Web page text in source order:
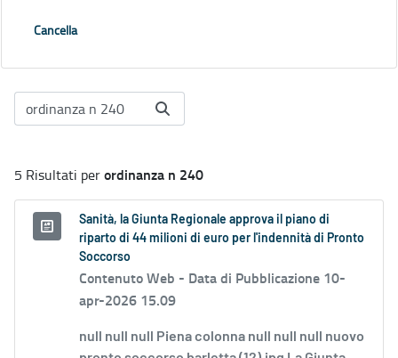
Cancella
5 Risultati perordinanza n 240
Sanità, la Giunta Regionale approva il piano di
riparto di 44 milioni di euro per l'indennità di Pronto
Soccorso
Contenuto Web - Data di Pubblicazione 10-
apr-2026 15.09
null null null Piena colonna null null null nuovo